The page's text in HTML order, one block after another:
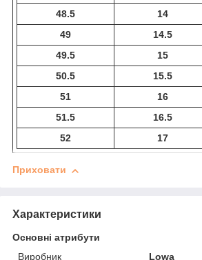
48.5
14
49
14.5
49.5
15
50.5
15.5
51
16
51.5
16.5
52
17
Приховати
Характеристики
Основні атрибути
Виробник
Lowa